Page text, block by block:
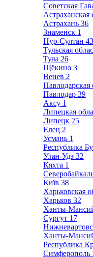
Советская
Астраханская
Астрахань 36
Знаменск 1
Нур-Султан 43
Тульская
Тула 26
Щёкино 3
Венев 2
Павлодарская
Павлодар 39
Аксу 1
Липецкая
Липецк 25
Елец 2
Усмань 1
Республика
Улан-Удэ 32
Кяхта 1
Київ 38
Харьковская
Харьков 32
Ханты-
Сургут 17
Ханты-
Республика
Симферополь